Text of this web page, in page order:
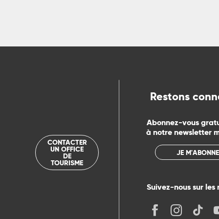
CONTACTER
UN OFFICE
DE
TOURISME
Restons
Abonnez-vous
à notre newsletter
JE M'ABONNE
Suivez-nous sur les